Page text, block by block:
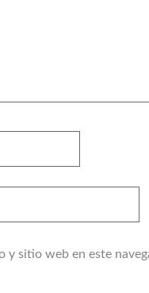
sitio web en este